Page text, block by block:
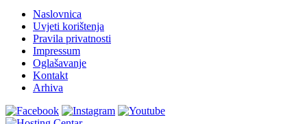
Naslovnica
Uvjeti korištenja
Pravila privatnosti
Impressum
Oglašavanje
Kontakt
Arhiva